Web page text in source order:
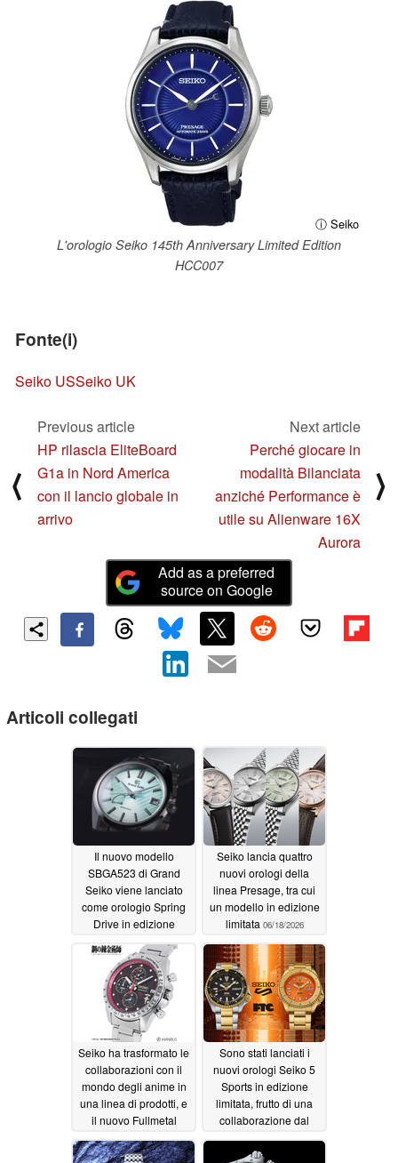
ⓘ Seiko
L'orologio Seiko 145th Anniversary Limited Edition
HCC007
Fonte(i)
Seiko USSeiko UK
⟨
Previous article
HP rilascia EliteBoard
G1a in Nord America
con il lancio globale in
arrivo
Next article
Perché giocare in
modalità Bilanciata
anziché Performance è
utile su Alienware 16X
Aurora
⟩
Add as a preferred
source on Google
Articoli collegati
Il nuovo modello
SBGA523 di Grand
Seiko viene lanciato
come orologio Spring
Drive in edizione
limitata con quadrante
decorato con piume di
pavone06/18/2026
Seiko lancia quattro
nuovi orologi della
linea Presage, tra cui
un modello in edizione
limitata 06/18/2026
Seiko ha trasformato le
collaborazioni con il
mondo degli anime in
una linea di prodotti, e
il nuovo Fullmetal
Alchemist è l’ultima
novità06/18/2026
Sono stati lanciati i
nuovi orologi Seiko 5
Sports in edizione
limitata, frutto di una
collaborazione dal
design accattivante
06/16/2026